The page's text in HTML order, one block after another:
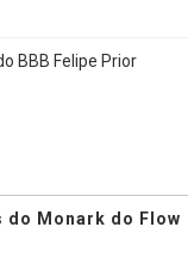
BBB Felipe Prior
do Monark do Flow